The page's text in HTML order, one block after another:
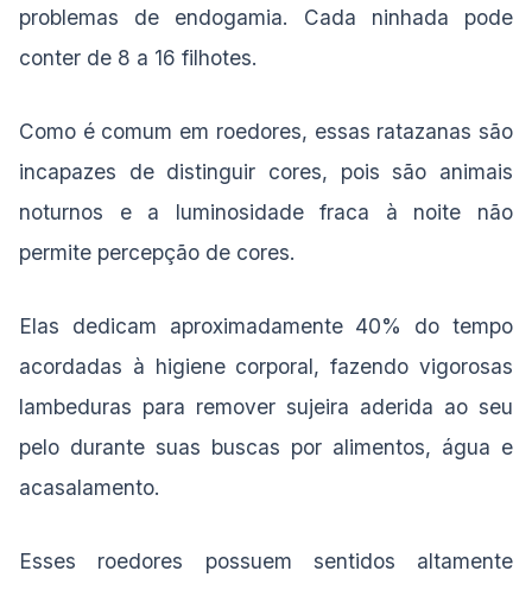
problemas de endogamia. Cada ninhada pode
conter de 8 a 16 filhotes.
Como é comum em roedores, essas ratazanas são
incapazes de distinguir cores, pois são animais
noturnos e a luminosidade fraca à noite não
permite percepção de cores.
Elas dedicam aproximadamente 40% do tempo
acordadas à higiene corporal, fazendo vigorosas
lambeduras para remover sujeira aderida ao seu
pelo durante suas buscas por alimentos, água e
acasalamento.
Esses roedores possuem sentidos altamente